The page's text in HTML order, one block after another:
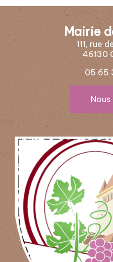
Mairie
111, rue
46130
05 65